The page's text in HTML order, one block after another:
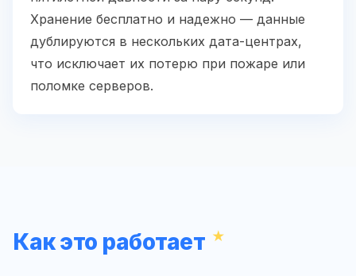
Хранение бесплатно и надежно — данные
дублируются в нескольких дата-центрах,
что исключает их потерю при пожаре или
поломке серверов.
Как это работает